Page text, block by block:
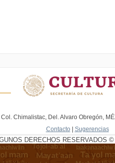
Chimalistac, Del. Alvaro Obregón,
Contacto | Sugerencias
DERECHOS RESERVADOS